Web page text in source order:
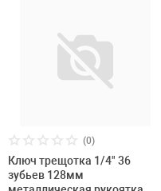
(0)
Ключ трещотка 1/4" 36
зубьев 128мм